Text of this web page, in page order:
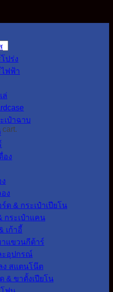
cart.
ปร่ง
ไฟฟ้า
ล่
เป๋าฉาบ
อง
ง
ด & กระเป๋าเปียโน
กระเป๋าแคน
เก้าอี้
แขวนกีต้าร์
ะอุปกรณ์
ง สแตนโน๊ต
& ขาตั้งเปียโน